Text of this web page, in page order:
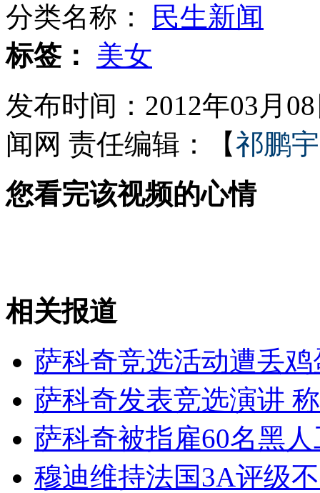
山西运城恶犬咬伤多人 警民合力深夜将其击毙
女孩北京地铁殴打老人 痛下狠手拳打脚踢
无痛分娩是否安全 医生回应
外交部：反对强权政治霸凌主义
走！跟着总书记去植树
分类名称：
民生新闻
标签：
美女
发布时间：2012年03月
闻网 责任编辑：【祁鹏宇
您看完该视频的心情
相关报道
萨科奇竞选活动遭丢
萨科奇发表竞选演讲
萨科奇被指雇60名黑
穆迪维持法国3A评级